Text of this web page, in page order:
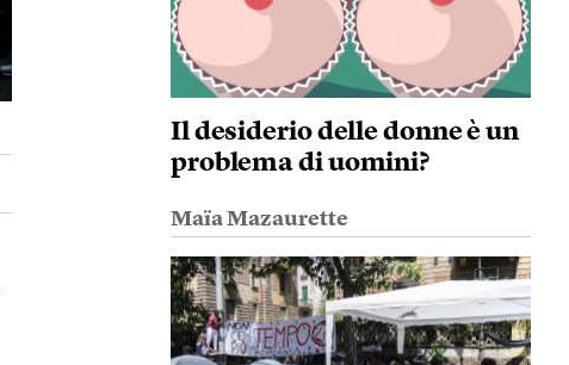
Il desiderio delle donne è un
problema di uomini?
Maïa Mazaurette